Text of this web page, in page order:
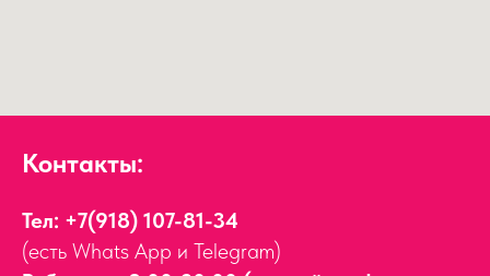
Контакты:
Тел: +7(918) 107-81-34
(есть Whats App и Telegram)